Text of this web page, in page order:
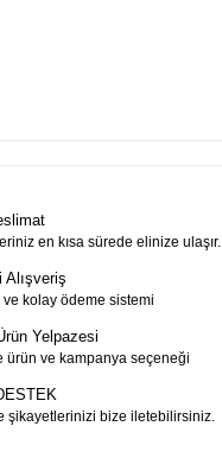
en kısa sürede elinize ulaşır.
Alışveriş
kolay ödeme sistemi
Yelpazesi
ürün ve kampanya seçeneği
şikayetlerinizi bize iletebilirsiniz.